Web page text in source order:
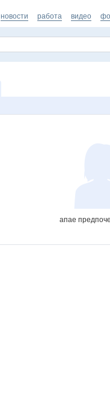
новости работа видео
апае